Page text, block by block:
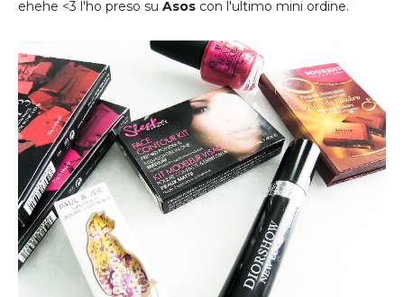
ehehe <3 l'ho preso su Asos con l'ultimo mini ordine.